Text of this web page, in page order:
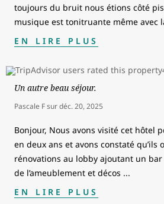
toujours du bruit nous étions côté
musique est tonitruante même avec
EN LIRE PLUS
Un autre beau séjour.
Pascale Fsurdéc. 20, 2025
Bonjour, Nous avons visité cet hôtel
en deux ans et avons constaté qu’ils
rénovations au lobby ajoutant un
de l’ameublement et décos ...
EN LIRE PLUS